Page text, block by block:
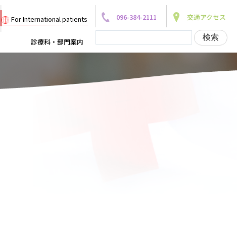
For International patients
診療科・部門案内
096-384-2111 交通アクセス